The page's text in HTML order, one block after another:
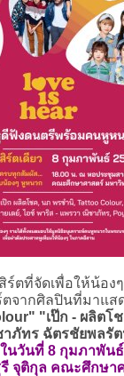
ร์ตที่จัดเพื่อให้น้อง
จากศิลปินที่มาแส
"เป๊ก - ผลิตโ
ภัทร ฉัตรชัยพลรั
ในวันที่ 8 กุมภาพันธ์
จุติกุล คณะศึกษา